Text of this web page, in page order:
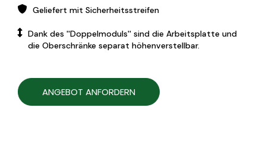
Geliefert mit Sicherheitsstreifen
Dank des ''Doppelmoduls'' sind die Arbeitsplatte und
die Oberschränke separat höhenverstellbar.
ANGEBOT ANFORDERN